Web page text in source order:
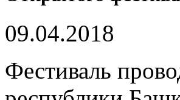
09.04.2018
Фестиваль